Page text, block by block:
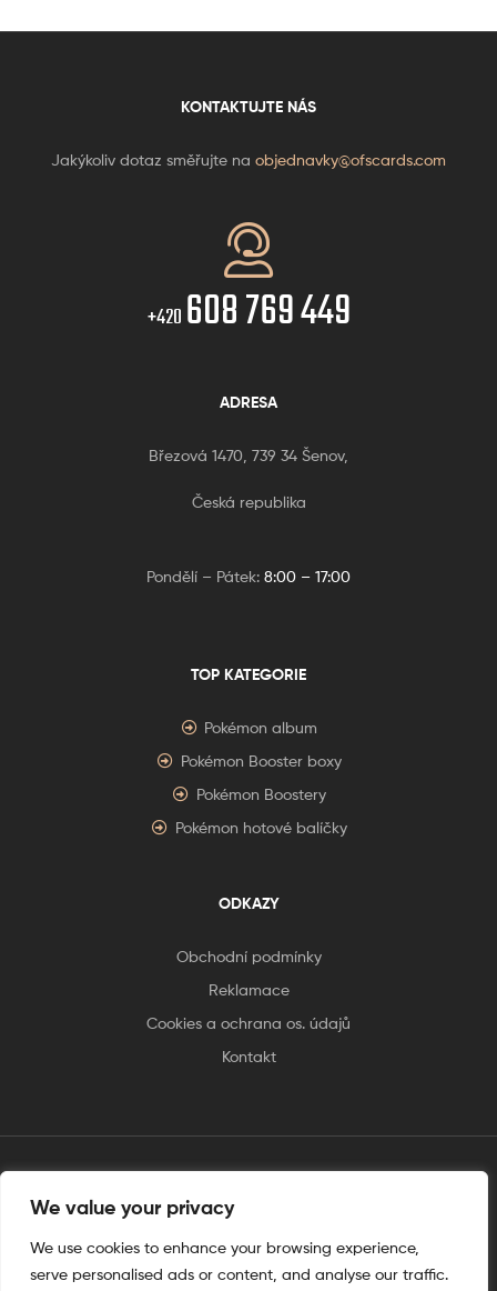
We value your privacy
We use cookies to enhance your browsing experience,
serve personalised ads or content, and analyse our traffic.
KONTAKTUJTE NÁS
Jakýkoliv dotaz směřujte na objednavky@ofscards.com
+420 608 769 449
ADRESA
Březová 1470, 739 34 Šenov,
Česká republika
Pondělí – Pátek: 8:00 – 17:00
TOP KATEGORIE
Pokémon album
Pokémon Booster boxy
Pokémon Boostery
Pokémon hotové balíčky
ODKAZY
Obchodní podmínky
Reklamace
Cookies a ochrana os. údajů
Kontakt
tento web je vytvořen úplnějinak